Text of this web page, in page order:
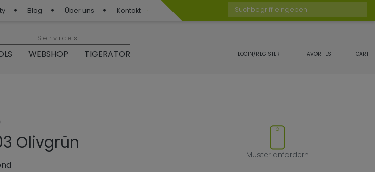
Blog Über uns Kontakt
Suchbegriff eingeben
Services
WEBSHOP TIGERATOR LOGIN/REGISTER FAVORITES CART
Produkt zu Favoriten hinzufügen oder
Olivgrün
Muster anfordern